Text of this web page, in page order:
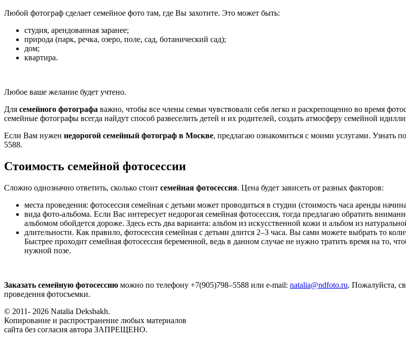
Любой фотограф сделает семейное фото там, где Вы захотите. Это может быть:
студия, арендованная заранее;
природа (парк, речка, озеро, поле, сад, ботанический сад);
дом;
квартира.
Любое ваше желание будет учтено.
Для семейного фотографа важно, чтобы все члены семьи чувствовали себя легко и раскрепощенно во время
семейные фотографы всегда найдут способ развеселить детей и их родителей, создать атмосферу семейной
Если Вам нужен недорогой семейный фотограф в Москве, предлагаю ознакомиться с моими услугами. Узнать
5588.
Стоимость семейной фотосессии
Сложно однозначно ответить, сколько стоит семейная фотосессия. Цена будет зависеть от разных факторов:
места проведения: фотосессия семейная с детьми может проводиться в студии (стоимость часа аренды
вида фото-альбома. Если Вас интересует недорогая семейная фотосессия, тогда предлагаю обратить
альбомом обойдется дороже. Здесь есть два варианта: альбом из искусственной кожи и альбом из
длительности. Как правило, фотосессия семейная с детьми длится 2–3 часа. Вы сами можете выбрать то
Быстрее проходит семейная фотосессия беременной, ведь в данном случае не нужно тратить время на то,
нужной позе.
Заказать семейную фотосессию можно по телефону +7(905)798–5588 или e-mail: natalia@ndfoto.ru. Пожалуйста,
проведения фотосъемки.
© 2011- 2026 Natalia Deksbakh.
Копирование и распространение любых материалов
сайта без согласия автора ЗАПРЕЩЕНО.